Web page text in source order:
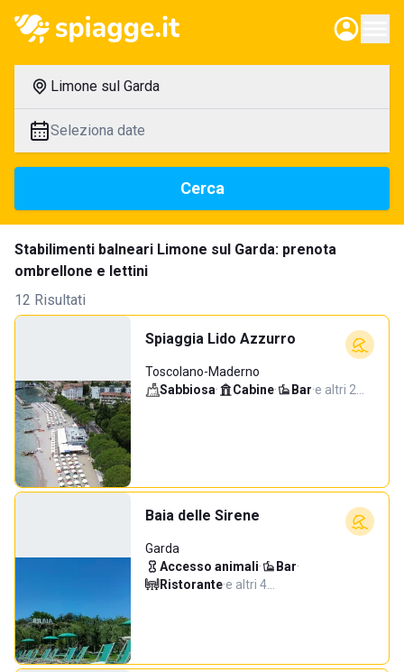
Limone sul Garda
Seleziona date
Cerca
Stabilimenti balneari Limone sul Garda: prenota
ombrellone e lettini
12 Risultati
Spiaggia Lido Azzurro
Toscolano-Maderno
Sabbiosa· Cabine· Bar·e altri 2…
Baia delle Sirene
Garda
Accesso animali· Bar·
Ristorante·e altri 4…